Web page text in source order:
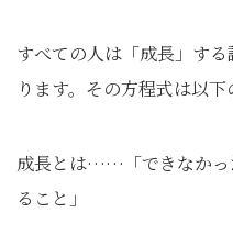
すべての人は「成長」する
ります。その方程式は以下
成長とは……「できなか
ること」